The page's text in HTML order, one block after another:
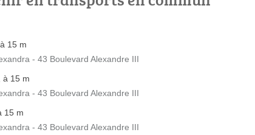
15 m
- 43 Boulevard Alexandre III
à 15 m
- 43 Boulevard Alexandre III
15 m
- 43 Boulevard Alexandre III